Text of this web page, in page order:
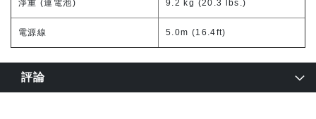
淨重 (連電池) 9.2 kg (20.3 lbs.)
電源線 5.0m (16.4ft)
評論